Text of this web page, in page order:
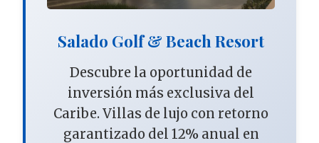
Salado Golf & Beach Resort
Descubre la oportunidad de
inversión más exclusiva del
Caribe. Villas de lujo con retorno
garantizado del 12% anual en